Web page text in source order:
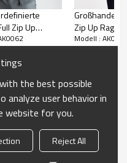
und breitem,
Bündchen zum
mit durchgehendem
Reißverschlusstaschen
Zip Up
mit
Großhandel
Zip Up
Custom
Modell :
the best possible
analyze user behavior in
website for you.
Reject All